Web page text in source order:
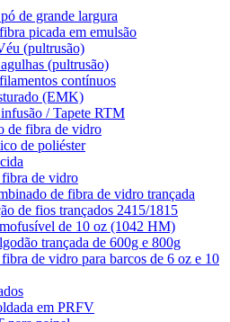
de grande largura
picada em emulsão
(pultrusão)
(pultrusão)
contínuos
(EMK)
/ Tapete RTM
de fibra de vidro
de poliéster
de vidro
de fibra de vidro trançada
de fios trançados 2415/1815
de 10 oz (1042 HM)
trançada de 600g e 800g
de vidro para barcos de 6 oz e 10
em PRFV